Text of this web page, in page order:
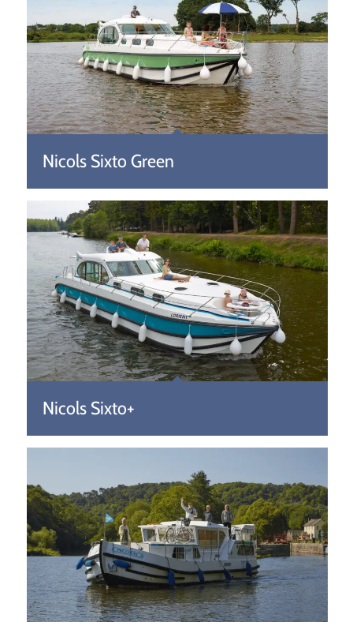
Nicols Sixto Green
Nicols Sixto+